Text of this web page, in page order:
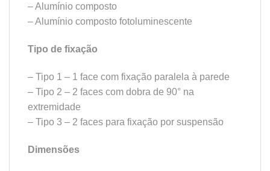
– Alumínio composto
– Alumínio composto fotoluminescente
Tipo de fixação
– Tipo 1 – 1 face com fixação paralela à parede
– Tipo 2 – 2 faces com dobra de 90° na
extremidade
– Tipo 3 – 2 faces para fixação por suspensão
Dimensões